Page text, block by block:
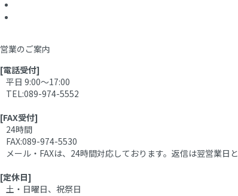
営業のご案内
[電話受付]
平日 9:00～17:00
TEL:089-974-5552
[FAX受付]
24時間
FAX:089-974-5530
メール・FAXは、24時間対応しております。返信は翌営業日
[定休日]
土・日曜日、祝祭日